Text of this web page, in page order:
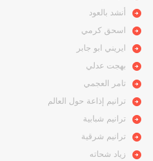
أنشد بالعود
اسحق كرمي
ايريني ابو جابر
بهجت عدلي
تامر العجمي
ترانيم إذاعة حول العالم
ترانيم شبابية
ترانيم شرقية
زياد شحاته